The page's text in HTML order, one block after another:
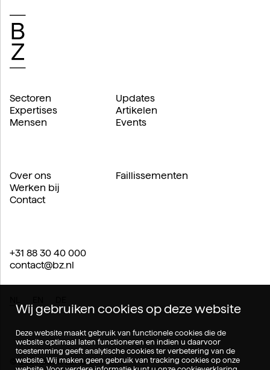
Wij gebruiken cookies op deze website
Deze website maakt gebruik van functionele cookies die de
website optimaal laten functioneren en indien u daarvoor
toestemming geeft analytische cookies ter verbetering van de
website. Wij maken geen gebruik van tracking cookies op onze
Sectoren
Expertises
Mensen
Updates
Artikelen
Events
Over ons
Werken bij
Contact
Faillissementen
+31 88 30 40 000
contact@bz.nl
© 2026 Boels Zanders.